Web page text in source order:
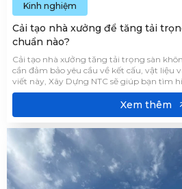
Kinh nghiệm
Cải tạo nhà xưởng để tăng tải
chuẩn nào?
Cải tạo nhà xưởng tăng tải trọng sàn
cần đảm bảo yêu cầu về kết cấu, vật liệu
viết này, Xây Dựng NTC sẽ giúp bạn tìm
và yếu tố cần đánh giá trước khi cải tạo
Xem thêm